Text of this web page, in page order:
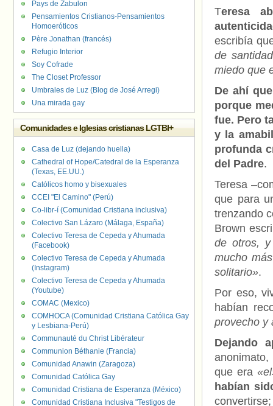
Teresa
escribía
de
miedo que
De ahí
porque
fue. Pero
y la
profunda
del Padre.
Teresa
que para
trenzando
Brown
de otros,
mucho
solitario».
Por eso,
habían
provecho y
Dejando
que era
habían
Pays de Zabulon
Pensamientos Cristianos-Pensamientos
Homoeróticos
Père Jonathan (francés)
Refugio Interior
Soy Cofrade
The Closet Professor
Umbrales de Luz (Blog de José Arregi)
Una mirada gay
Comunidades e Iglesias cristianas LGTBI+
Casa de Luz (dejando huella)
Cathedral of Hope/Catedral de la Esperanza
(Texas, EE.UU.)
Católicos homo y bisexuales
CCEI "El Camino" (Perú)
Co-libr-í (Comunidad Cristiana inclusiva)
Colectivo San Lázaro (Málaga, España)
Colectivo Teresa de Cepeda y Ahumada
(Facebook)
Colectivo Teresa de Cepeda y Ahumada
(Instagram)
Colectivo Teresa de Cepeda y Ahumada
(Youtube)
COMAC (Mexico)
COMHOCA (Comunidad Cristiana Católica Gay
y Lesbiana-Perú)
Communauté du Christ Libérateur
Communion Béthanie (Francia)
Comunidad Anawin (Zaragoza)
Comunidad Católica Gay
Comunidad Cristiana de Esperanza (México)
Comunidad Cristiana Inclusiva "Testigos de